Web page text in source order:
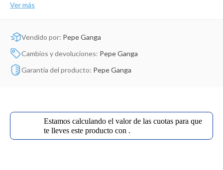
Ver más
Vendido por: Pepe Ganga
Cambios y devoluciones: Pepe Ganga
Garantía del producto: Pepe Ganga
Estamos calculando el valor de las cuotas para que
te lleves este producto con